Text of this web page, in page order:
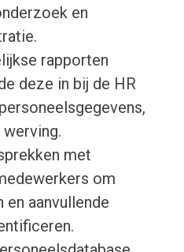
en
rapporten
deze in bij de HR
met
om
aanvullende